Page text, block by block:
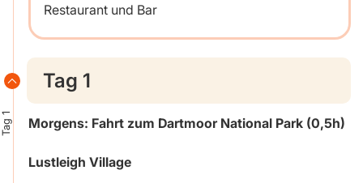
Restaurant und Bar
Tag 1
Tag 1
Morgens: Fahrt zum Dartmoor National Park (0,5h)
Lustleigh Village